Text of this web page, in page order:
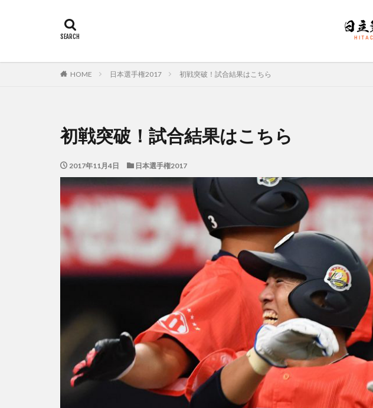
HOME 日本選手権2017 初戦突破！試合結果はこちら
初戦突破！試合結果はこちら
2017年11月4日 日本選手権2017
タグ